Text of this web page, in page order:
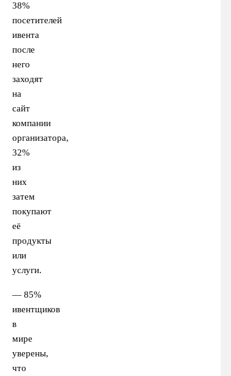
38%
посетителей
ивента
после
него
заходят
на
сайт
компании
организатора,
32%
из
них
затем
покупают
её
продукты
или
услуги.
— 85%
ивентщиков
в
мире
уверены,
что